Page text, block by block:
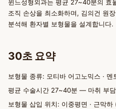
윈느성형외과는 평균 27~40분의 효
조직 손상을 최소화하며, 김의건 원
분석해 환자별 보형물을 설계합니다.
30초 요약
보형물 종류: 모티바 어고노믹스 ·
평균 수술시간 27~40분 — 마취 부담
보형물 삽입 위치: 이중평면 · 근막